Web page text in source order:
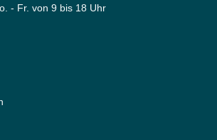
- Fr. von 9 bis 18 Uhr